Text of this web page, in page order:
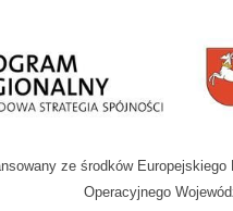
ze środków
Operacyjnego